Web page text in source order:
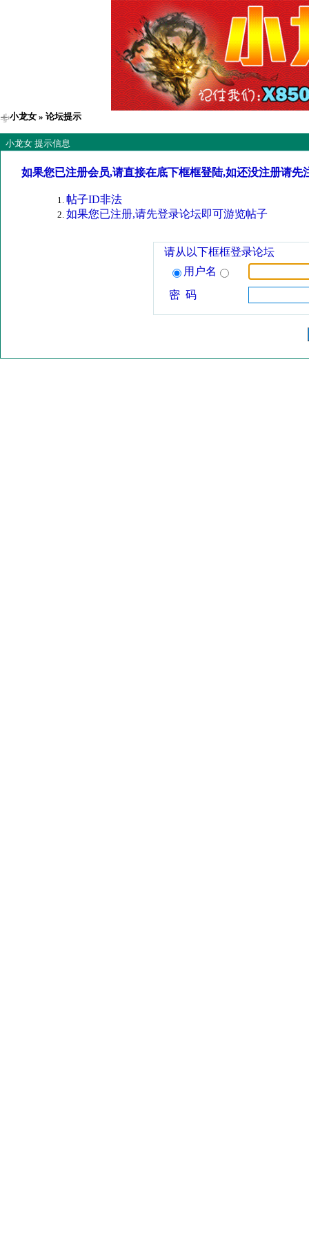
小龙女 » 论坛提示
小龙女 提示信息
如果您已注册会员,请直接在底下框框登陆,如还没注册请先
帖子ID非法
如果您已注册,请先登录论坛即可游览帖子
请从以下框框登录论坛
用户名
密 码